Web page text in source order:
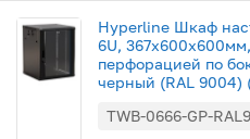
Hyperline Шкаф
6U,
перфорацией по
черный (RAL 9004)
TWB-0666-GP-